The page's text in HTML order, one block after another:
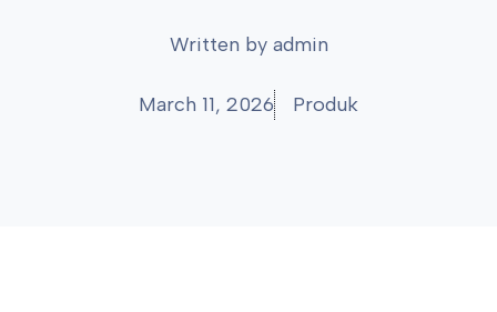
Written by admin
March 11, 2026 Produk